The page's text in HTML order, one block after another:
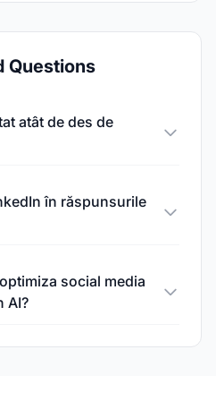
Questions
atât de des de
în răspunsurile
social media
AI?